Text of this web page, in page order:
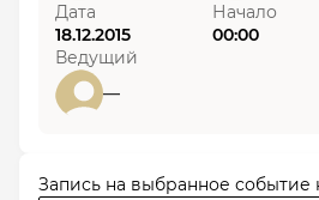
Дата
18.12.2015
Начало
00:00
Ведущий
—
Запись на выбранное событие